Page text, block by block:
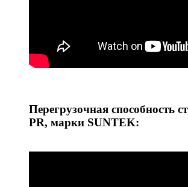
Перегрузочная способность
PR, марки SUNTEK: